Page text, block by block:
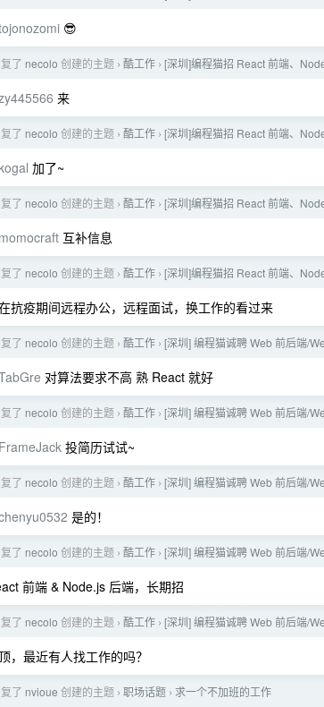
😎
了 necolo 创建的主题 › 酷工作 › [深圳]编程猫招 React 前端、
来
了 necolo 创建的主题 › 酷工作 › [深圳]编程猫招 React 前端、
加了~
了 necolo 创建的主题 › 酷工作 › [深圳]编程猫招 React 前端、
momocraft 互补信息
了 necolo 创建的主题 › 酷工作 › [深圳]编程猫招 React 前端、
抗疫期间远程办公，远程面试，换工作的看过来
了 necolo 创建的主题 › 酷工作 › [深圳] 编程猫诚聘 Web 前后端/
对算法要求不高 熟 React 就好
了 necolo 创建的主题 › 酷工作 › [深圳] 编程猫诚聘 Web 前后端/
FrameJack 投简历试试~
了 necolo 创建的主题 › 酷工作 › [深圳] 编程猫诚聘 Web 前后端/
是的！
了 necolo 创建的主题 › 酷工作 › [深圳] 编程猫诚聘 Web 前后端/
前端 & Node.js 后端，长期招
了 necolo 创建的主题 › 酷工作 › [深圳] 编程猫诚聘 Web 前后端/
，最近有人找工作的吗？
了 nvioue 创建的主题 › 职场话题 › 求一个不加班的工作